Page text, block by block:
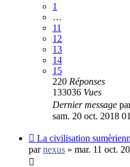
1
…
11
12
13
14
15
220 Réponses
133036 Vues
Dernier message
sam. 20 oct. 2018
La civilisation
parnexus » mar. 11 oct.